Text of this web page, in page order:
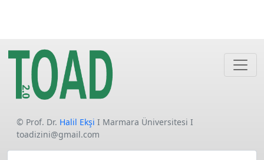
© Prof. Dr. Halil Ekşi I Marmara Üniversitesi I
toadizini@gmail.com